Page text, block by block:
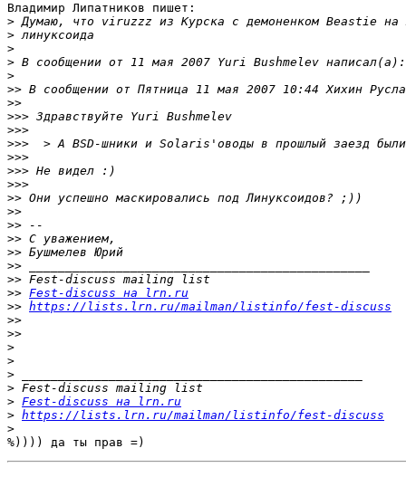
Владимир Липатников пишет:
>
>
>
>
>
>>
>>
>>>
>>>
>>>
>>>
>>>
>>>
>>
>>
>>
>>
>>
>>
>>
>> Fest-discuss на lrn.ru
>> https://lists.lrn.ru/mailman/listinfo/fest-discuss
>>
>>
>
>
>
>
> Fest-discuss на lrn.ru
> https://lists.lrn.ru/mailman/listinfo/fest-discuss
>